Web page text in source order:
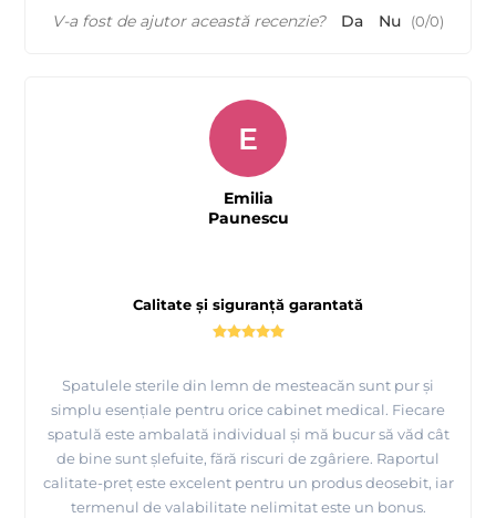
V-a fost de ajutor această recenzie? Da Nu (0/0)
Calitate și siguranță garantată
Spatulele sterile din lemn de mesteacăn sunt pur și
simplu esențiale pentru orice cabinet medical. Fiecare
spatulă este ambalată individual și mă bucur să văd cât
de bine sunt șlefuite, fără riscuri de zgâriere. Raportul
calitate-preț este excelent pentru un produs deosebit, iar
termenul de valabilitate nelimitat este un bonus.
E
Emilia
Paunescu